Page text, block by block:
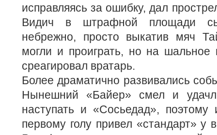
исправляясь за ошибку, дал
Видич в штрафной площади
небрежно, просто выкатив мяч
могли и проиграть, но на шальное
среагировал вратарь.
Более драматично развивались
Нынешний «Байер» смел и
наступать и «Сосьедад», поэтому
первому голу привел «стандарт» у